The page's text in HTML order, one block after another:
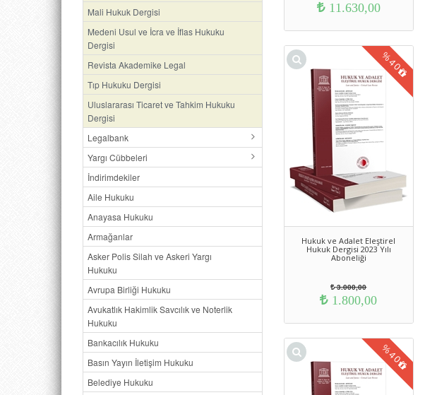
Mali Hukuk Dergisi
Medeni Usul ve İcra ve İflas Hukuku
Dergisi
Revista Akademike Legal
Tıp Hukuku Dergisi
Uluslararası Ticaret ve Tahkim Hukuku
Dergisi
Legalbank
Yargı Cübbeleri
İndirimdekiler
Aile Hukuku
Anayasa Hukuku
Armağanlar
Asker Polis Silah ve Askeri Yargı
Hukuku
Avrupa Birliği Hukuku
Avukatlık Hakimlik Savcılık ve Noterlik
Hukuku
Bankacılık Hukuku
Basın Yayın İletişim Hukuku
Belediye Hukuku
11.630,00
Hukuk ve Adalet Eleştirel
Hukuk Dergisi 2023 Yılı
Aboneliği
%40
3.000,00
1.800,00
%40